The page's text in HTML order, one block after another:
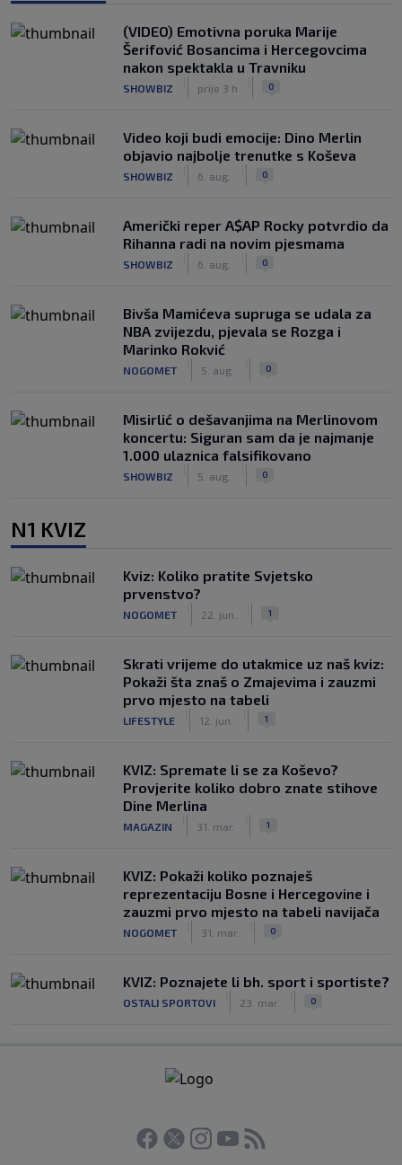
(VIDEO) Emotivna poruka Marije
Šerifović Bosancima i Hercegovcima
nakon spektakla u Travniku
SHOWBIZ prije 3 h 0
Video koji budi emocije: Dino Merlin
objavio najbolje trenutke s Koševa
SHOWBIZ 6. aug. 0
Američki reper A$AP Rocky potvrdio da
Rihanna radi na novim pjesmama
SHOWBIZ 6. aug. 0
Bivša Mamićeva supruga se udala za
NBA zvijezdu, pjevala se Rozga i
Marinko Rokvić
NOGOMET 5. aug. 0
Misirlić o dešavanjima na Merlinovom
koncertu: Siguran sam da je najmanje
1.000 ulaznica falsifikovano
SHOWBIZ 5. aug. 0
N1 KVIZ
Kviz: Koliko pratite Svjetsko
prvenstvo?
NOGOMET 22. jun. 1
Skrati vrijeme do utakmice uz naš kviz:
Pokaži šta znaš o Zmajevima i zauzmi
prvo mjesto na tabeli
LIFESTYLE 12. jun. 1
KVIZ: Spremate li se za Koševo?
Provjerite koliko dobro znate stihove
Dine Merlina
MAGAZIN 31. mar. 1
KVIZ: Pokaži koliko poznaješ
reprezentaciju Bosne i Hercegovine i
zauzmi prvo mjesto na tabeli navijača
NOGOMET 31. mar. 0
KVIZ: Poznajete li bh. sport i sportiste?
OSTALI SPORTOVI 23. mar. 0